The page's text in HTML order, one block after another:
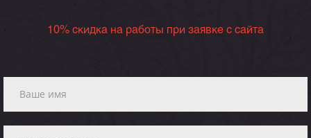
10% скидка на работы при заявке с сайта